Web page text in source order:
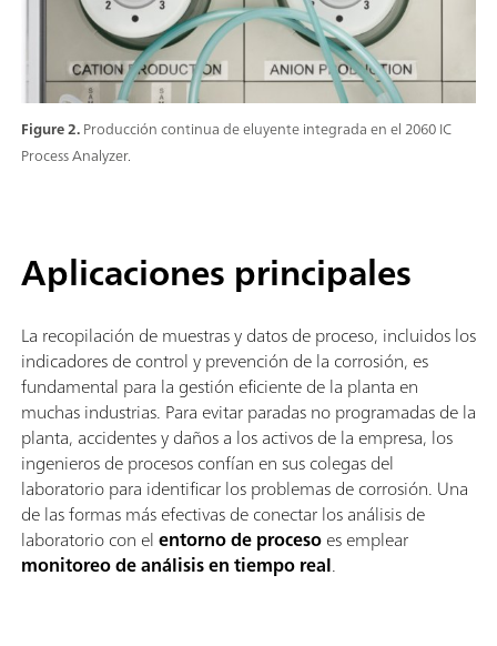
Figure 2.Producción continua de eluyente integrada en el 2060 IC
Process Analyzer.
Aplicaciones principales
La recopilación de muestras y datos de proceso, incluidos los
indicadores de control y prevención de la corrosión, es
fundamental para la gestión eficiente de la planta en
muchas industrias. Para evitar paradas no programadas de la
planta, accidentes y daños a los activos de la empresa, los
ingenieros de procesos confían en sus colegas del
laboratorio para identificar los problemas de corrosión. Una
de las formas más efectivas de conectar los análisis de
laboratorio con elentorno de procesoes emplear
monitoreo de análisis en tiempo real.